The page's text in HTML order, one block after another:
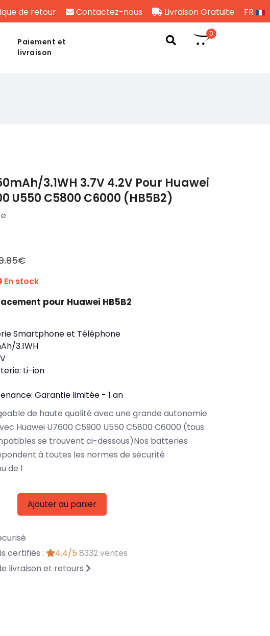
de retour Contactez-nous Livraison Gratuite FR
Paiement et
livraison
0
3.1WH 3.7V 4.2V Pour Huawei
U550 C5800 C6000 (HB5B2)
En stock
pour Huawei HB5B2
Smartphone et Téléphone
3.1WH
Li-ion
Garantie limitée - 1 an
de haute qualité avec une grande autonomie
Huawei U7600 C5900 U550 C5800 C6000 (tous
se trouvent ci-dessous)Nos batteries
à toutes les normes de sécurité
de l
Ajouter au panier
certifiés :
4.4/5 8332 ventes
livraison et retours